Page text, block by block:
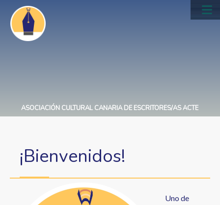
Pasar
contenido
principal
ASOCIACIÓN CULTURAL CANARIA DE ESCRITORES/AS ACTE
¡Bienvenidos!
Uno de